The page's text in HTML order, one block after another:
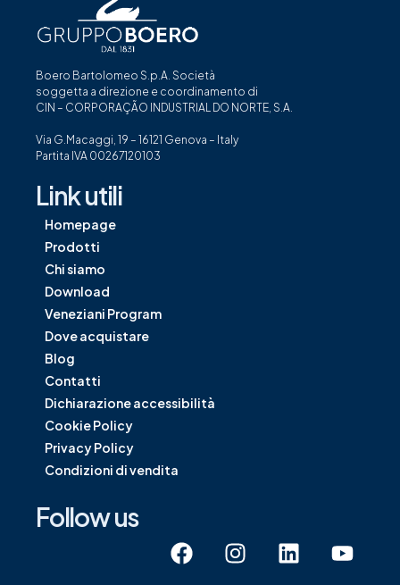
Boero Bartolomeo S.p.A. Società
soggetta a direzione e coordinamento di
CIN – CORPORAÇÃO INDUSTRIAL DO NORTE, S.A.
Via G.Macaggi, 19 – 16121 Genova – Italy
Partita IVA 00267120103
Link utili
Homepage
Prodotti
Chi siamo
Download
Veneziani Program
Dove acquistare
Blog
Contatti
Dichiarazione accessibilità
Cookie Policy
Privacy Policy
Condizioni di vendita
Follow us